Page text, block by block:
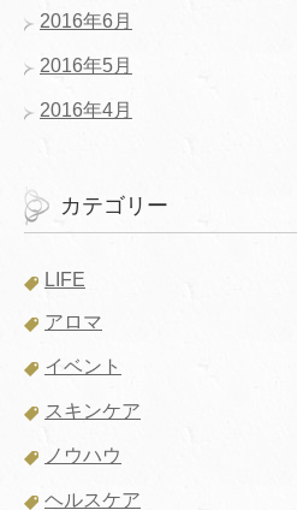
2016年6月
2016年5月
2016年4月
カテゴリー
LIFE
アロマ
イベント
スキンケア
ノウハウ
ヘルスケア